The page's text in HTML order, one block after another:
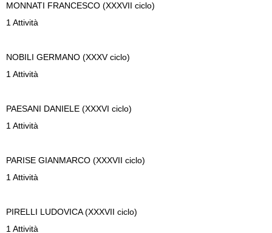
MONNATI FRANCESCO (XXXVII ciclo)
1 Attività
NOBILI GERMANO (XXXV ciclo)
1 Attività
PAESANI DANIELE (XXXVI ciclo)
1 Attività
PARISE GIANMARCO (XXXVII ciclo)
1 Attività
PIRELLI LUDOVICA (XXXVII ciclo)
1 Attività